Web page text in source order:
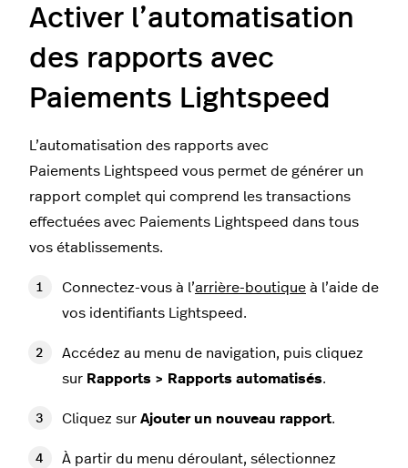
Activer l’automatisation
des rapports avec
Paiements Lightspeed
L’automatisation des rapports avec
Paiements Lightspeed vous permet de générer un
rapport complet qui comprend les transactions
effectuées avec Paiements Lightspeed dans tous
vos établissements.
Connectez-vous à l’arrière-boutique à l’aide de
vos identifiants Lightspeed.
Accédez au menu de navigation, puis cliquez
sur Rapports > Rapports automatisés.
Cliquez sur Ajouter un nouveau rapport.
À partir du menu déroulant, sélectionnez